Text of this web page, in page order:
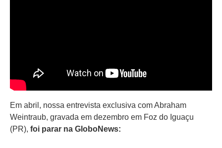
Em abril, nossa entrevista exclusiva com Abraham
Weintraub, gravada em dezembro em Foz do Iguaçu
(PR), foi parar na GloboNews: